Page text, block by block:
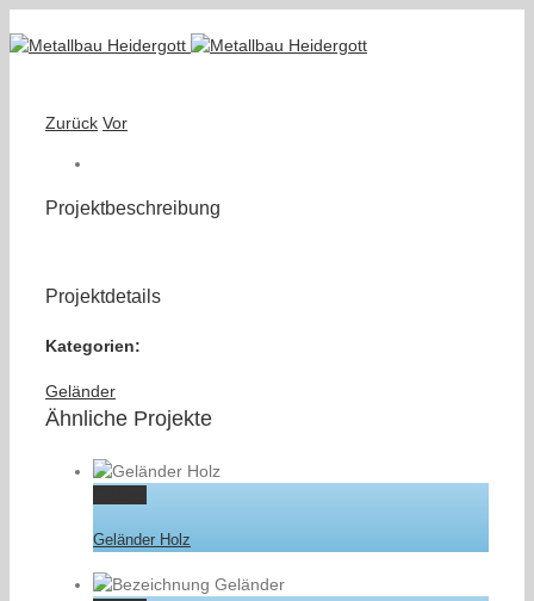
Zurück Vor
Projektbeschreibung
Projektdetails
Kategorien:
Geländer
Ähnliche Projekte
Geländer Holz